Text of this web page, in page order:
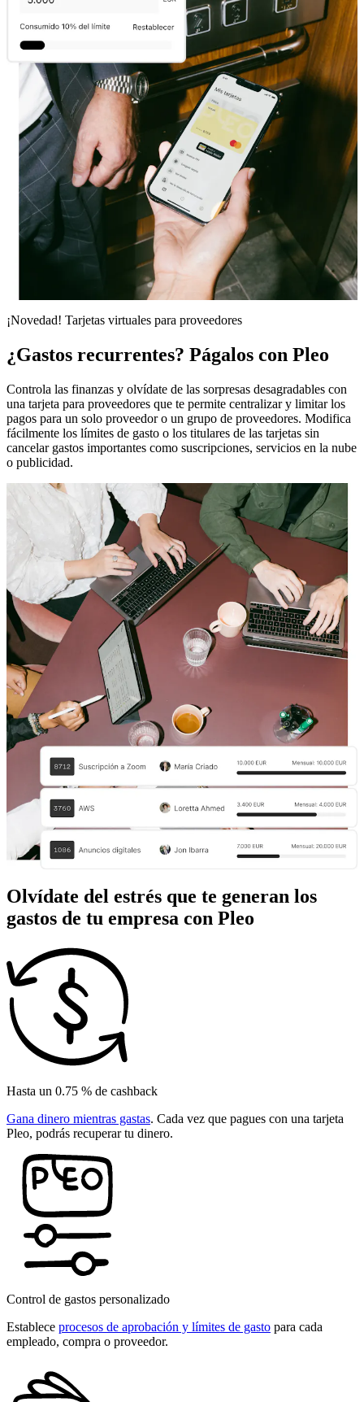
¡Novedad! Tarjetas virtuales para proveedores
¿Gastos recurrentes? Págalos con Pleo
Controla las finanzas y olvídate de las sorpresas desagradables con
una tarjeta para proveedores que te permite centralizar y limitar los
pagos para un solo proveedor o un grupo de proveedores. Modifica
fácilmente los límites de gasto o los titulares de las tarjetas sin
cancelar gastos importantes como suscripciones, servicios en la nube
o publicidad.
Olvídate del estrés que te generan los
gastos de tu empresa con Pleo
Hasta un 0.75 % de cashback
Gana dinero mientras gastas. Cada vez que pagues con una tarjeta
Pleo, podrás recuperar tu dinero.
Control de gastos personalizado
Establece procesos de aprobación y límites de gasto para cada
empleado, compra o proveedor.